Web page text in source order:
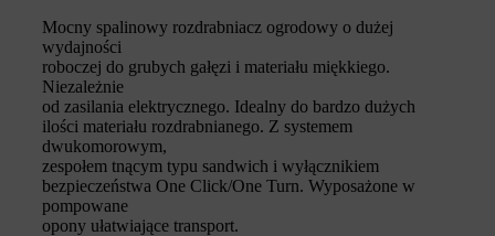
Mocny spalinowy rozdrabniacz ogrodowy o dużej
wydajności
roboczej do grubych gałęzi i materiału miękkiego.
Niezależnie
od zasilania elektrycznego. Idealny do bardzo dużych
ilości materiału rozdrabnianego. Z systemem
dwukomorowym,
zespołem tnącym typu sandwich i wyłącznikiem
bezpieczeństwa One Click/One Turn. Wyposażone w
pompowane
opony ułatwiające transport.